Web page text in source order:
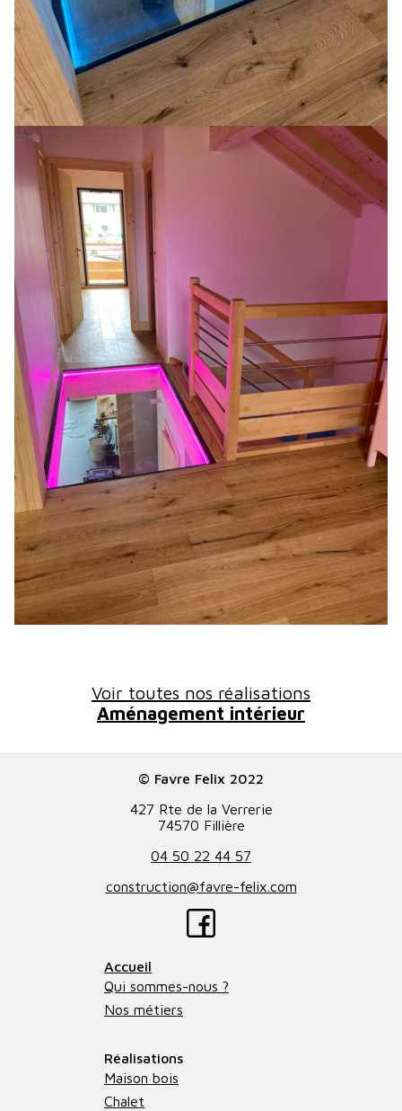
Voir toutes nos réalisations
Aménagement intérieur
© Favre Felix 2022
427 Rte de la Verrerie
74570 Fillière
04 50 22 44 57
construction@favre-felix.com
Accueil
Qui sommes-nous ?
Nos métiers
Réalisations
Maison bois
Chalet